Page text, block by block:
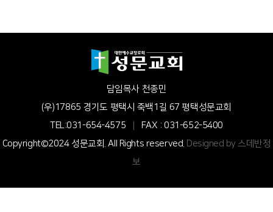
담임목사 천종민
(우)17865 경기도 평택시 죽백1길 67 평택성문교회
TEL:031-654-4575
FAX : 031-652-5400
Copyright©2024 성문교회. All Rights reserved. Designed by 스데반정
보